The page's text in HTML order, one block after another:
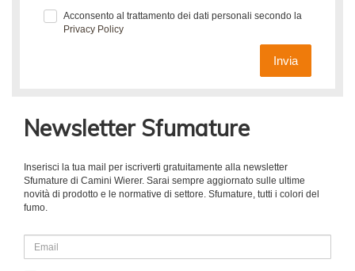
Acconsento al trattamento dei dati personali secondo la
Privacy Policy
Invia
Newsletter Sfumature
Inserisci la tua mail per iscriverti gratuitamente alla newsletter
Sfumature di Camini Wierer. Sarai sempre aggiornato sulle ultime
novità di prodotto e le normative di settore. Sfumature, tutti i colori del
fumo.